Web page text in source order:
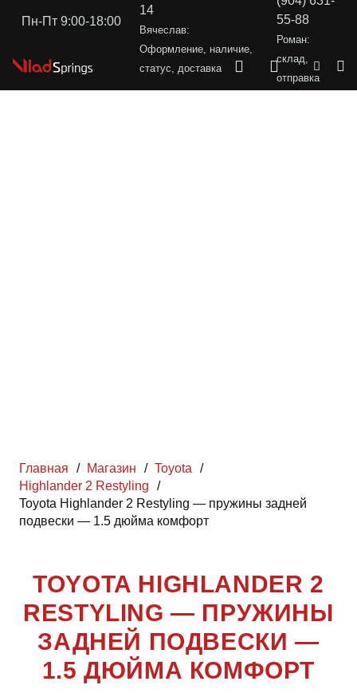
Пн-Пт 9:00-18:00
14
Вячеслав:
Оформление, наличие,
статус, доставка
55-88
Роман:
склад,
отправка
Главная / Магазин / Toyota
/
Highlander 2 Restyling
/
Toyota Highlander 2 Restyling — пружины задней
подвески — 1.5 дюйма комфорт
TOYOTA HIGHLANDER 2
RESTYLING — ПРУЖИНЫ
ЗАДНЕЙ ПОДВЕСКИ —
1.5 ДЮЙМА КОМФОРТ